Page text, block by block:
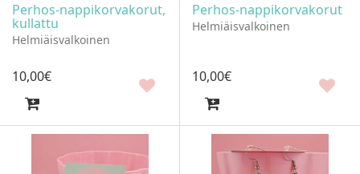
Perhos-nappikorvakorut,
kullattu
Helmiäisvalkoinen
10,00€
Perhos-nappikorvakorut
Helmiäisvalkoinen
10,00€